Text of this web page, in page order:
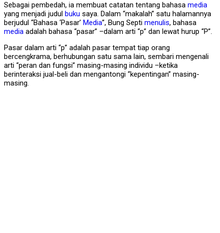
Sebagai pembedah, ia membuat catatan tentang bahasa media
yang menjadi judul buku saya. Dalam “makalah” satu halamannya
berjudul “Bahasa ‘Pasar’ Media”, Bung Septi menulis, bahasa
media adalah bahasa “pasar” –dalam arti “p” dan lewat hurup “P”.
Pasar dalam arti “p” adalah pasar tempat tiap orang
bercengkrama, berhubungan satu sama lain, sembari mengenali
arti “peran dan fungsi” masing-masing individu –ketika
berinteraksi jual-beli dan mengantongi “kepentingan” masing-
masing.